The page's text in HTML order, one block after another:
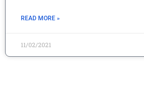
READ MORE »
11/02/2021